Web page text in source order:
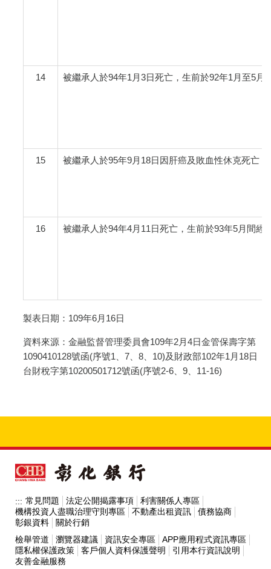
14 被繼承人於94年1月3日死亡，生前於92年1月至5
15 被繼承人於95年9月18日因肝癌及敗血性休克死亡
16 被繼承人於94年4月11日死亡，生前於93年5月間
製表日期：109年6月16日
資料來源：金融監督管理委員會109年2月4日金管保壽字第
1090410128號函(序號1、7、8、10)及財政部102年1月18日
台財稅字第10200501712號函(序號2-6、9、11-16)
::: 常見問題 法定公開揭露事項
利害關係人專區
機構投資人盡職治理守則專區
不動產出租資訊
債務協商
彰銀資料
關於行銷
檢舉管道
瀏覽器建議 資訊安全專區
APP應用程式資訊專區
隱私權保護政策
客戶個人資料保護聲明
引用本行資訊說明
友善金融服務